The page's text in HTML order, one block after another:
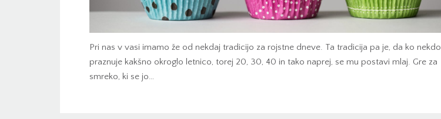
Pri nas v vasi imamo že od nekdaj tradicijo za rojstne dneve. Ta tradicija pa je, da ko nekdo
praznuje kakšno okroglo letnico, torej 20, 30, 40 in tako naprej, se mu postavi mlaj. Gre za
smreko, ki se jo…